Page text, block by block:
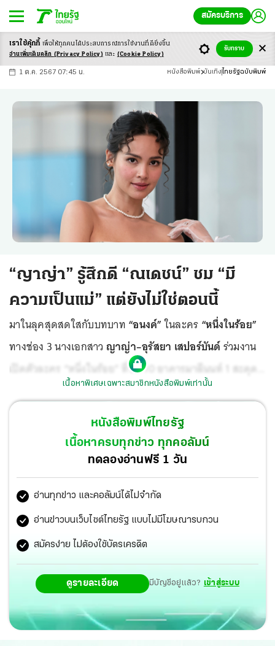
สมัครบริการ
-ก ก ก+
1 ต.ค. 2567 07:45 น. หนังสือพิมพ์ บันเทิง ไทยรัฐฉบับพิมพ์
“ญาญ่า” รู้สึกดี “ณเดชน์” ชม “มี
ความเป็นแม่” แต่ยังไม่ใช่ตอนนี้
มาในลุคสุดสดใสกับบทบาท “อนงค์”ในละคร “หนึ่งในร้อย”
ทางช่อง 3 นางเอกสาว ญาญ่า–อุรัสยา เสปอร์บันด์ร่วมงาน
เปิดตัวละคร “หนึ่งในร้อย” ที่ชั้น 10 อาคารมาลีนนท์ 1 สะดุด
ตาชุดวินเทจสวยเก๋ยังถูกโฟกัสว่าสวม “แหวนหมั้น” เพชรเม็ด
ใหญ่เตะตามาร่วมงานด้วย เลยต้อง ถาม ญาญ่า เริ่มจาก
เนื้อหาพิเศษเฉพาะสมาชิกหนังสือพิมพ์เท่านั้น
หนังสือพิมพ์ไทยรัฐ
เนื้อหาครบทุกข่าว ทุกคอลัมน์
ทดลองอ่านฟรี 1 วัน
อ่านทุกข่าว และคอลัมน์ได้ไม่จำกัด
อ่านข่าวบนเว็บไซต์ไทยรัฐ แบบไม่มีโฆษณารบกวน
สมัครง่าย ไม่ต้องใช้บัตรเครดิต
ดูรายละเอียด มีบัญชีอยู่แล้ว? เข้าสู่ระบบ
เราใช้คุ้กกี้ เพื่อให้ทุกคนได้ประสบการณ์การใช้งานที่ดียิ่งขึ้น
อ่านเพิ่มเติมคลิก (Privacy Policy) และ (Cookie Policy)
รับทราบ